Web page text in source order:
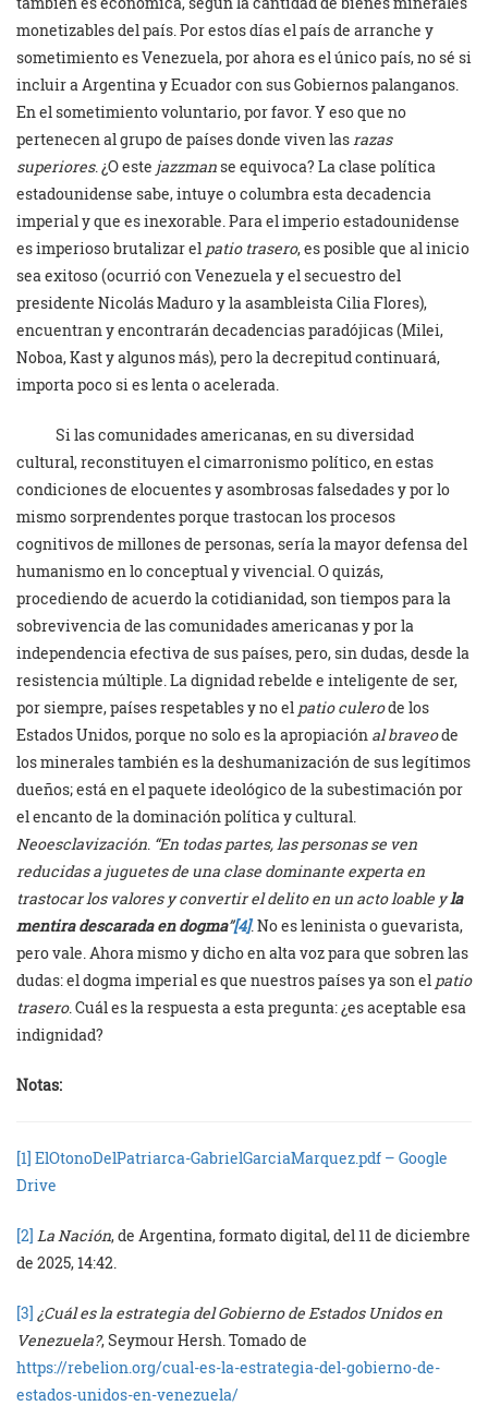
monetizables del país. Por estos días el país de arranche y
sometimiento es Venezuela, por ahora es el único país, no sé si
incluir a Argentina y Ecuador con sus Gobiernos palanganos.
En el sometimiento voluntario, por favor. Y eso que no
pertenecen al grupo de países donde viven lasrazas
superiores. ¿O este jazzmanse equivoca? La clase política
estadounidense sabe, intuye o columbra esta decadencia
imperial y que es inexorable. Para el imperio estadounidense
es imperioso brutalizar el patio trasero, es posible que al inicio
sea exitoso (ocurrió con Venezuela y el secuestro del
presidente Nicolás Maduro y la asambleista Cilia Flores),
encuentran y encontrarán decadencias paradójicas (Milei,
Noboa, Kast y algunos más), pero la decrepitud continuará,
importa poco si es lenta o acelerada.
Si las comunidades americanas, en su diversidad
cultural, reconstituyen el cimarronismo político, en estas
condiciones de elocuentes y asombrosas falsedades y por lo
mismo sorprendentes porque trastocan los procesos
cognitivos de millones de personas, sería la mayor defensa del
humanismo en lo conceptual y vivencial. O quizás,
procediendo de acuerdo la cotidianidad, son tiempos para la
sobrevivencia de las comunidades americanas y por la
independencia efectiva de sus países, pero, sin dudas, desde la
resistencia múltiple. La dignidad rebelde e inteligente de ser,
por siempre, países respetables y no el patio culerode los
Estados Unidos, porque no solo es la apropiación al braveode
los minerales también es la deshumanización de sus legítimos
dueños; está en el paquete ideológico de la subestimación por
el encanto de la dominación política y cultural.
Neoesclavización. “En todas partes, las personas se ven
reducidas a juguetes de una clase dominante experta en
trastocar los valores y convertir el delito en un acto loable yla
mentira descarada en dogma”[4]. No es leninista o guevarista,
pero vale. Ahora mismo y dicho en alta voz para que sobren las
dudas: el dogma imperial es que nuestros países ya son el patio
trasero. Cuál es la respuesta a esta pregunta: ¿es aceptable esa
indignidad?
Notas:
[1] ElOtonoDelPatriarca-GabrielGarciaMarquez.pdf – Google
Drive
[2] La Nación, de Argentina, formato digital, del 11 de diciembre
de 2025, 14:42.
[3] ¿Cuál es la estrategia del Gobierno de Estados Unidos en
Venezuela?, Seymour Hersh. Tomado de
https://rebelion.org/cual-es-la-estrategia-del-gobierno-de-
estados-unidos-en-venezuela/